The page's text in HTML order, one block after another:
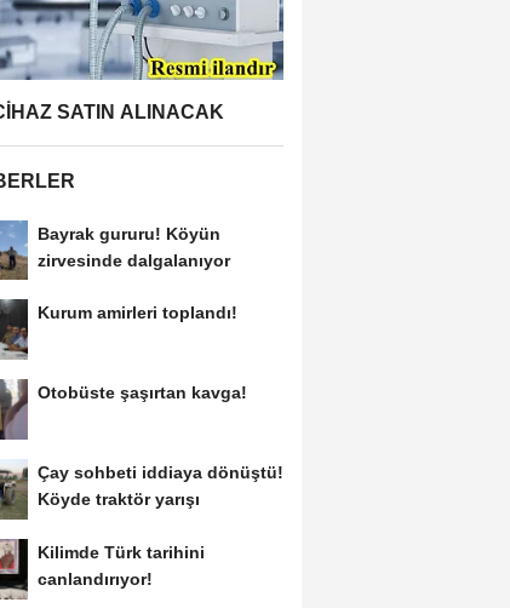
SATIN ALINACAK
Bayrak gururu! Köyün
zirvesinde dalgalanıyor
Kurum amirleri toplandı!
Otobüste şaşırtan kavga!
Çay sohbeti iddiaya dönüştü!
Köyde traktör yarışı
Kilimde Türk tarihini
canlandırıyor!